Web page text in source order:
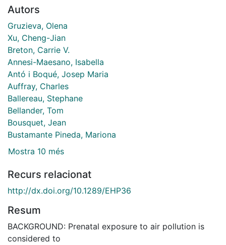
Autors
Gruzieva, Olena
Xu, Cheng-Jian
Breton, Carrie V.
Annesi-Maesano, Isabella
Antó i Boqué, Josep Maria
Auffray, Charles
Ballereau, Stephane
Bellander, Tom
Bousquet, Jean
Bustamante Pineda, Mariona
Mostra 10 més
Recurs relacionat
http://dx.doi.org/10.1289/EHP36
Resum
BACKGROUND: Prenatal exposure to air pollution is
considered to